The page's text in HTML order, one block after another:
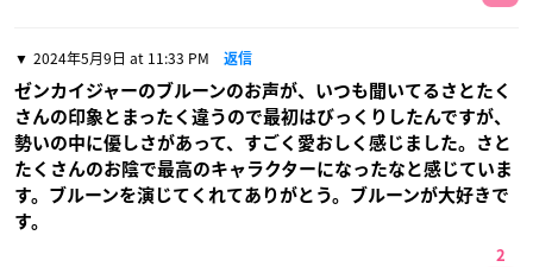
2024年5月9日 at 11:33 PM 返信
ゼンカイジャーのブルーンのお声が、いつも聞いてるさとたく
さんの印象とまったく違うので最初はびっくりしたんですが、
勢いの中に優しさがあって、すごく愛おしく感じました。さと
たくさんのお陰で最高のキャラクターになったなと感じていま
す。ブルーンを演じてくれてありがとう。ブルーンが大好きで
す。
2